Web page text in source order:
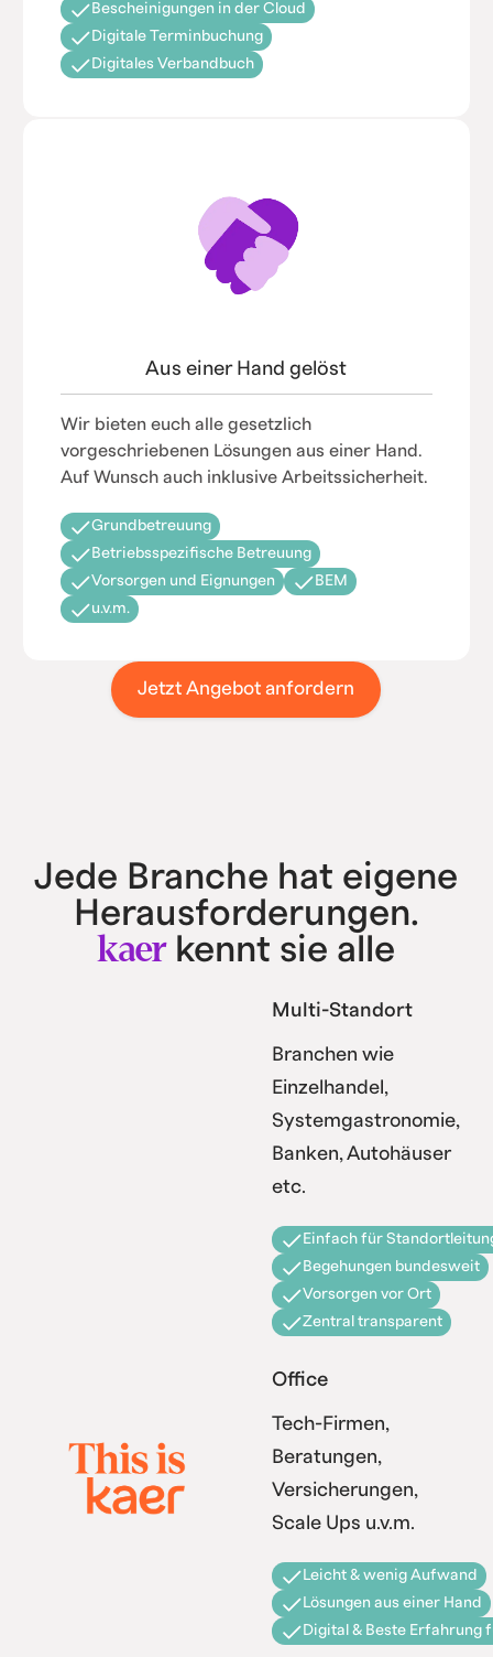
Bescheinigungen in der Cloud
Digitale Terminbuchung
Digitales Verbandbuch
Aus einer Hand gelöst
Wir bieten euch alle gesetzlich
vorgeschriebenen Lösungen aus einer Hand.
Auf Wunsch auch inklusive Arbeitssicherheit.
Grundbetreuung
Betriebsspezifische Betreuung
Vorsorgen und Eignungen
BEM
u.v.m.
Jetzt Angebot anfordern
Jede Branche hat eigene
Herausforderungen.
kaerkennt sie alle
Multi-Standort
Branchen wie
Einzelhandel,
Systemgastronomie,
Banken, Autohäuser
etc.
Einfach für
Begehungen bundesweit
Vorsorgen vor Ort
Zentral transparent
Office
Tech-Firmen,
Beratungen,
Versicherungen,
Scale Ups u.v.m.
Leicht & wenig Aufwand
Lösungen aus einer Hand
Digital & Beste Erfahrung